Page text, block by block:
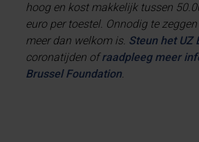
hoog en kost makkelijk tussen
euro per toestel. Onnodig te
meer dan welkom is. Steun het UZ
coronatijden ofraadpleeg meer
Brussel Foundation.